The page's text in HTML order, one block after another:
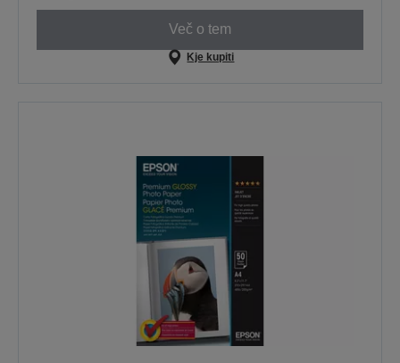
Več o tem
Kje kupiti